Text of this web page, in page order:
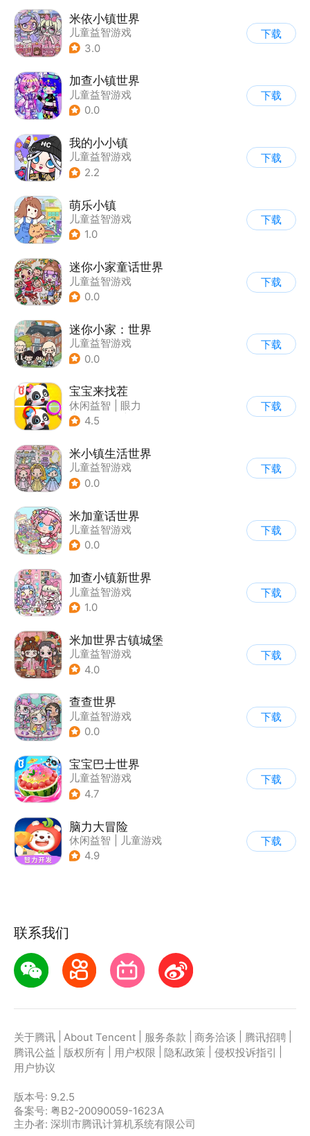
米依小镇世界
儿童益智游戏
3.0
下载
加查小镇世界
儿童益智游戏
0.0
下载
我的小小镇
儿童益智游戏
2.2
下载
萌乐小镇
儿童益智游戏
1.0
下载
迷你小家童话世界
儿童益智游戏
0.0
下载
迷你小家：世界
儿童益智游戏
0.0
下载
宝宝来找茬
休闲益智
眼力
| 宝宝巴士
4.5
下载
米小镇生活世界
儿童益智游戏
0.0
下载
米加童话世界
儿童益智游戏
0.0
下载
加查小镇新世界
儿童益智游戏
1.0
下载
米加世界古镇城堡
儿童益智游戏
4.0
下载
查查世界
儿童益智游戏
0.0
下载
宝宝巴士世界
儿童益智游戏
4.7
下载
脑力大冒险
休闲益智
儿童游戏
| 卡通
4.9
下载
联系我们
关于腾讯 About Tencent 服务条款 商务洽谈 腾讯招聘
腾讯公益
版权所有 用户权限 隐私政策 侵权投诉指引
用户协议
版本号: 9.2.5
备案号: 粤B2-20090059-1623A
主办者: 深圳市腾讯计算机系统有限公司